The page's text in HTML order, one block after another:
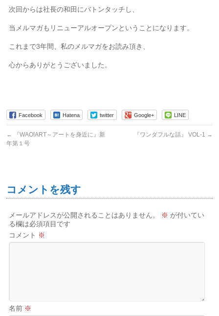
次回からは社長の和田にバトンタッチし、
当メルマガもリニューアルオープンということになります。
これまで3年間、私のメルマガをお読み頂き、
心からありがとうございました。
Facebook Hatena twitter Google+ LINE
←
『WAO!ART～アートを身近に』新
年第１号
『ワンダフルな話』 VOL-1 →
コメントを残す
メールアドレスが公開されることはありません。 ※ が付いてい
る欄は必須項目です
コメント ※
名前 ※